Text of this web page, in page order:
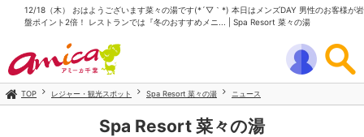
12/18（木） おはようございます菜々の湯です(*´▽｀*) 本日はメンズDAY 男性のお客様が岩
盤ポイント2倍！ レストランでは『冬のおすすめメニ... | Spa Resort 菜々の湯
TOP レジャー・観光スポット Spa Resort 菜々の湯 ニュース
Spa Resort 菜々の湯